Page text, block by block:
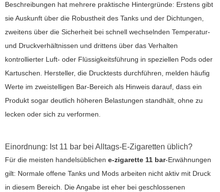
Beschreibungen hat mehrere praktische Hintergründe: Erstens gibt
sie Auskunft über die Robustheit des Tanks und der Dichtungen,
zweitens über die Sicherheit bei schnell wechselnden Temperatur-
und Druckverhältnissen und drittens über das Verhalten
kontrollierter Luft- oder Flüssigkeitsführung in speziellen Pods oder
Kartuschen. Hersteller, die Drucktests durchführen, melden häufig
Werte im zweistelligen Bar-Bereich als Hinweis darauf, dass ein
Produkt sogar deutlich höheren Belastungen standhält, ohne zu
lecken oder sich zu verformen.
Einordnung: Ist 11 bar bei Alltags-E-Zigaretten üblich?
Für die meisten handelsüblichen e-zigarette 11 bar-Erwähnungen
gilt: Normale offene Tanks und Mods arbeiten nicht aktiv mit Druck
in diesem Bereich. Die Angabe ist eher bei geschlossenen